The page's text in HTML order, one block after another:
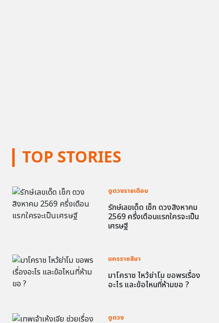
TOP STORIES
ดูดวงรายเดือน
รักษ์เลขเด็ด เช็ก ดวงสิงหาคม
2569 ครึ่งเดือนแรกใครจะเป็น
เศรษฐี
นครราชสีมา
มาโคราช ไหว้ย่าโม ขอพรเรื่อง
อะไร และข้อไหนที่ห้ามขอ ?
ดูดวง